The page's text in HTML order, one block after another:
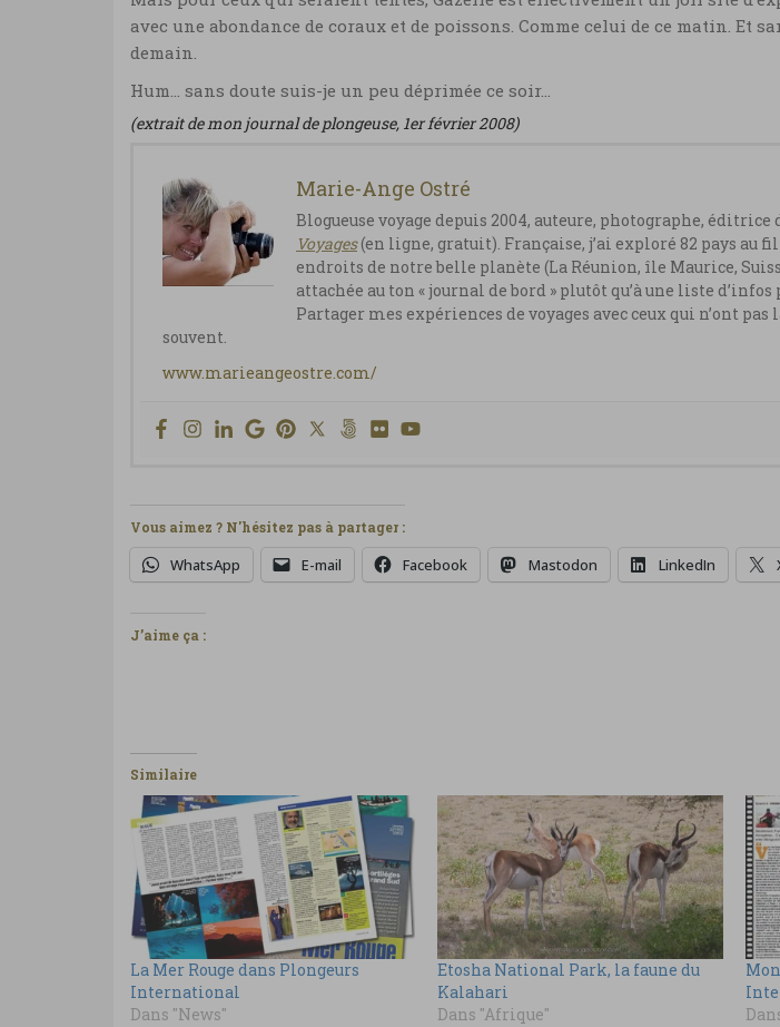
avec une abondance de coraux et de poissons. Comme celui de ce matin. Et
demain.
Hum… sans doute suis-je un peu déprimée ce soir…
(extrait de mon journal de plongeuse, 1er février 2008)
Marie-Ange Ostré
Blogueuse voyage depuis 2004, auteure, photographe, éditrice
Voyages(en ligne, gratuit). Française, j’ai exploré 82 pays au
endroits de notre belle planète (La Réunion, île Maurice,
attachée au ton « journal de bord » plutôt qu’à une liste
Partager mes expériences de voyages avec ceux qui n’ont
souvent.
www.marieangeostre.com/
Vous aimez ? N'hésitez pas à partager :
WhatsApp E-mail Facebook Mastodon LinkedIn
J’aime ça :
Similaire
La Mer Rouge dans Plongeurs
International
Dans "News"
Etosha National Park, la faune du
Kalahari
Dans "Afrique"